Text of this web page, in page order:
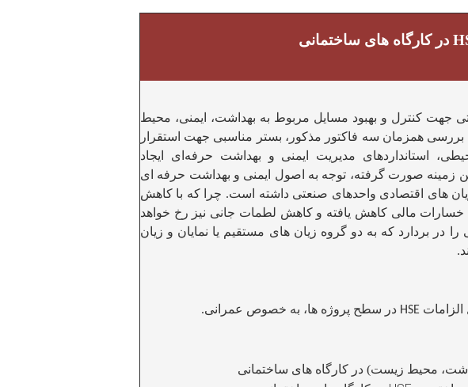
در کارگاه های ساختمانی
جهت کنترل و بهبود مسایل مربوط به بهداشت، ایمنی، محیط
همزمان سه فاکتور مذکور، بستر مناسبی جهت استقرار
استانداردهای مدیریت ایمنی و بهداشت حرفه‌ای ایجاد
این زمینه صورت گرفته، توجه به اصول ایمنی و بهداشت حرفه ای
های اقتصادی واحدهای صنعتی داشته است. چرا که با کاهش
خسارات مالی کاهش یافته و کاهش لطمات جانی نیز رخ خواهد
در بردارد که به دو گروه زیان های مستقیم یا نمایان و زیان
.
الزامات HSE در سطح پروژه ها، به خصوص عمرانی.
محیط زیست) در کارگاه های ساختمانی